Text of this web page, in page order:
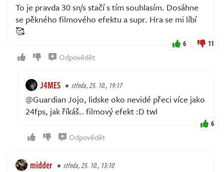
To je pravda 30 sn/s stačí s tím souhlasím. Dosáhne
se pěkného filmového efektu a supr. Hra se mi líbí
🥰
6 11
Odpovědět
J4MES středa, 25. 10., 19:17
@Guardian Jojo, lidske oko nevidé přeci více jako
24fps, jak říkáš.. filmový efekt :D twl
6
Odpovědět
midder středa, 25. 10., 13:10